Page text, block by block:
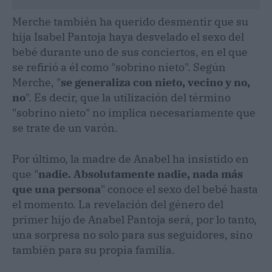
Merche también ha querido desmentir que su
hija Isabel Pantoja haya desvelado el sexo del
bebé durante uno de sus conciertos, en el que
se refirió a él como "sobrino nieto". Según
Merche, "se generaliza con nieto, vecino y no,
no". Es decir, que la utilización del término
"sobrino nieto" no implica necesariamente que
se trate de un varón.
Por último, la madre de Anabel ha insistido en
que "nadie. Absolutamente nadie, nada más
que una persona" conoce el sexo del bebé hasta
el momento. La revelación del género del
primer hijo de Anabel Pantoja será, por lo tanto,
una sorpresa no solo para sus seguidores, sino
también para su propia familia.